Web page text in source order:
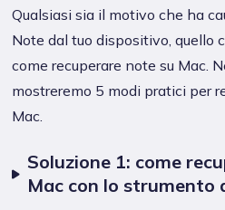
Qualsiasi sia il motivo che ha
Note dal tuo dispositivo, quello
come recuperare note su Mac.
mostreremo 5 modi pratici per
Mac.
Soluzione 1: come
Mac con lo strumento